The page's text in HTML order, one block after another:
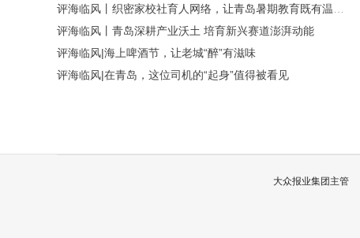
评海临风丨青岛深耕产业沃土 培育新兴赛道澎湃动能
评海临风|海上啤酒节，让老城“醉”有滋味
评海临风|在青岛，这位司机的“起身”值得被看见
大众报业集团主管